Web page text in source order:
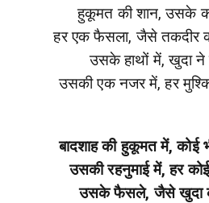
हुकूमत की शान, उसके
हर एक फैसला, जैसे तकदीर
उसके हाथों में, खुदा ने
उसकी एक नजर में, हर
बादशाह की हुकूमत में, कोई
उसकी रहनुमाई में, हर
उसके फैसले, जैसे खुदा